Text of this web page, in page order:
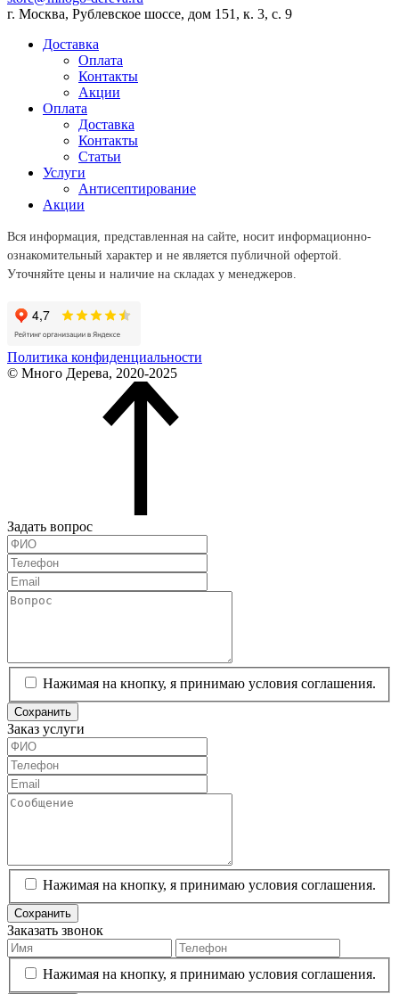
г. Москва, Рублевское шоссе, дом 151, к. 3, с. 9
Доставка
Оплата
Контакты
Акции
Оплата
Доставка
Контакты
Статьи
Услуги
Антисептирование
Акции
Вся информация, представленная на сайте, носит информационно-
ознакомительный характер и не является публичной офертой.
Уточняйте цены и наличие на складах у менеджеров.
Политика конфиденциальности
© Много Дерева, 2020-2025
Задать вопрос
Нажимая на кнопку, я принимаю условия соглашения.
Сохранить
Заказ услуги
Нажимая на кнопку, я принимаю условия соглашения.
Сохранить
Заказать звонок
Нажимая на кнопку, я принимаю условия соглашения.